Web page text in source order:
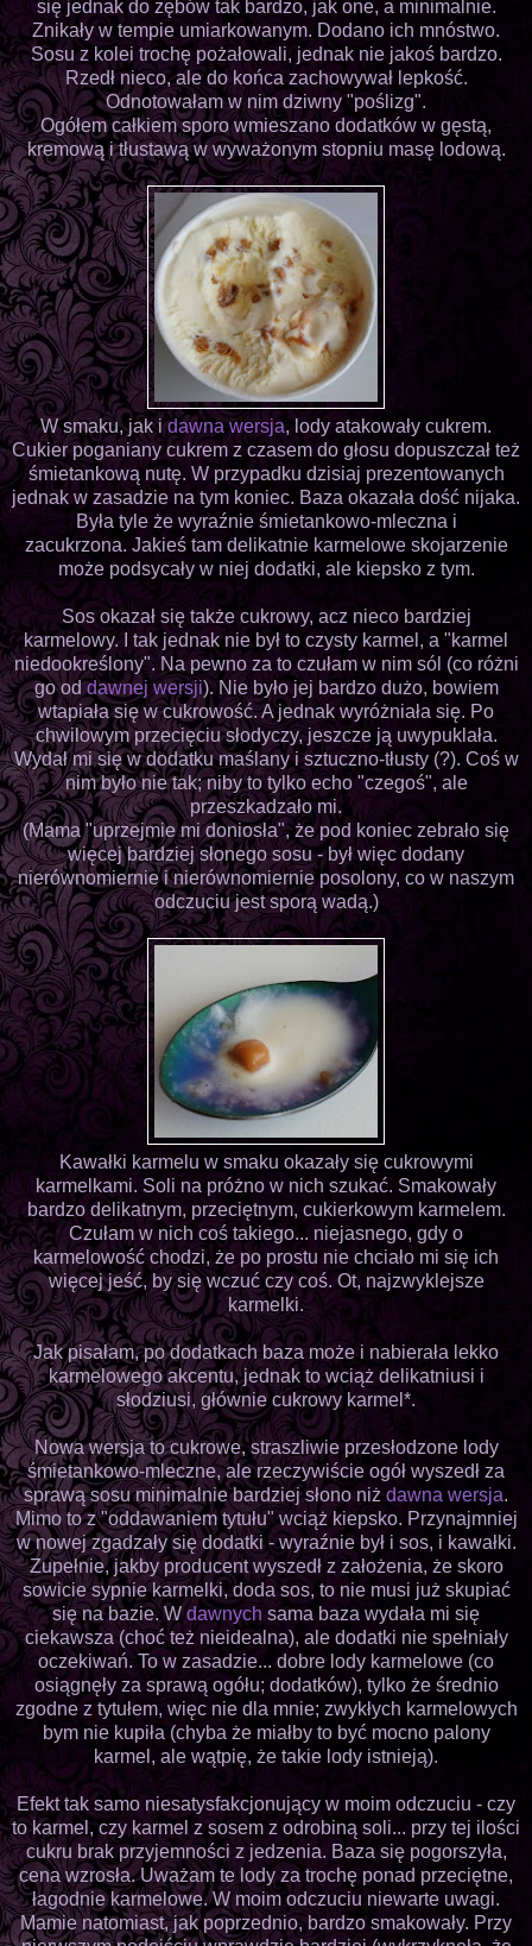
się jednak do zębów tak bardzo, jak one, a minimalnie.
Znikały w tempie umiarkowanym. Dodano ich mnóstwo.
Sosu z kolei trochę pożałowali, jednak nie jakoś bardzo.
Rzedł nieco, ale do końca zachowywał lepkość.
Odnotowałam w nim dziwny "poślizg".
Ogółem całkiem sporo wmieszano dodatków w gęstą,
kremową i tłustawą w wyważonym stopniu masę lodową.
W smaku, jak idawna wersja, lody atakowały cukrem.
Cukier poganiany cukrem z czasem do głosu dopuszczał też
śmietankową nutę. W przypadku dzisiaj prezentowanych
jednak w zasadzie na tym koniec. Baza okazała dość nijaka.
Była tyle że wyraźnie śmietankowo-mleczna i
zacukrzona. Jakieś tam delikatnie karmelowe skojarzenie
może podsycały w niej dodatki, ale kiepsko z tym.
Sos okazał się także cukrowy, acz nieco bardziej
karmelowy. I tak jednak nie był to czysty karmel, a "karmel
niedookreślony". Na pewno za to czułam w nim sól (co różni
go oddawnej wersji). Nie było jej bardzo dużo, bowiem
wtapiała się w cukrowość. A jednak wyróżniała się. Po
chwilowym przecięciu słodyczy, jeszcze ją uwypuklała.
Wydał mi się w dodatku maślany i sztuczno-tłusty (?). Coś w
nim było nie tak; niby to tylko echo "czegoś", ale
przeszkadzało mi.
(Mama "uprzejmie mi doniosła", że pod koniec zebrało się
więcej bardziej słonego sosu - był więc dodany
nierównomiernie i nierównomiernie posolony, co w naszym
odczuciu jest sporą wadą.)
Kawałki karmelu w smaku okazały się cukrowymi
karmelkami. Soli na próżno w nich szukać. Smakowały
bardzo delikatnym, przeciętnym, cukierkowym karmelem.
Czułam w nich coś takiego... niejasnego, gdy o
karmelowość chodzi, że po prostu nie chciało mi się ich
więcej jeść, by się wczuć czy coś. Ot, najzwyklejsze
karmelki.
Jak pisałam, po dodatkach baza może i nabierała lekko
karmelowego akcentu, jednak to wciąż delikatniusi i
słodziusi, głównie cukrowy karmel*.
Nowa wersja to cukrowe, straszliwie przesłodzone lody
śmietankowo-mleczne, ale rzeczywiście ogół wyszedł za
sprawą sosu minimalnie bardziej słono niż dawna wersja.
Mimo to z "oddawaniem tytułu" wciąż kiepsko. Przynajmniej
w nowej zgadzały się dodatki - wyraźnie był i sos, i kawałki.
Zupełnie, jakby producent wyszedł z założenia, że skoro
sowicie sypnie karmelki, doda sos, to nie musi już skupiać
się na bazie. W dawnych sama baza wydała mi się
ciekawsza (choć też nieidealna), ale dodatki nie spełniały
oczekiwań. To w zasadzie... dobre lody karmelowe (co
osiągnęły za sprawą ogółu; dodatków), tylko że średnio
zgodne z tytułem, więc nie dla mnie; zwykłych karmelowych
bym nie kupiła (chyba że miałby to być mocno palony
karmel, ale wątpię, że takie lody istnieją).
Efekt tak samo niesatysfakcjonujący w moim odczuciu - czy
to karmel, czy karmel z sosem z odrobiną soli... przy tej ilości
cukru brak przyjemności z jedzenia. Baza się pogorszyła,
cena wzrosła. Uważam te lody za trochę ponad przeciętne,
łagodnie karmelowe. W moim odczuciu niewarte uwagi.
Mamie natomiast, jak poprzednio, bardzo smakowały. Przy